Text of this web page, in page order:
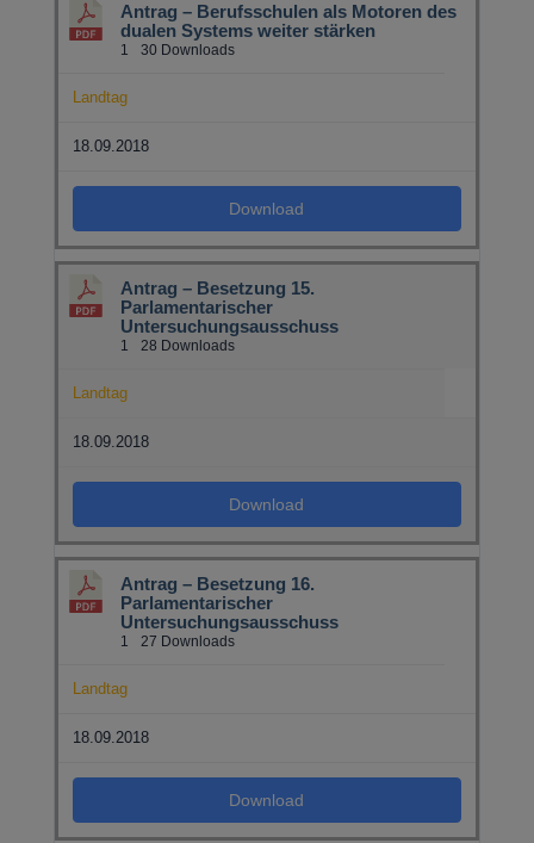
Antrag – Berufsschulen als Motoren des
dualen Systems weiter stärken
1 30 Downloads
Landtag
18.09.2018
Download
Antrag – Besetzung 15.
Parlamentarischer
Untersuchungsausschuss
1 28 Downloads
Landtag
18.09.2018
Download
Antrag – Besetzung 16.
Parlamentarischer
Untersuchungsausschuss
1 27 Downloads
Landtag
18.09.2018
Download